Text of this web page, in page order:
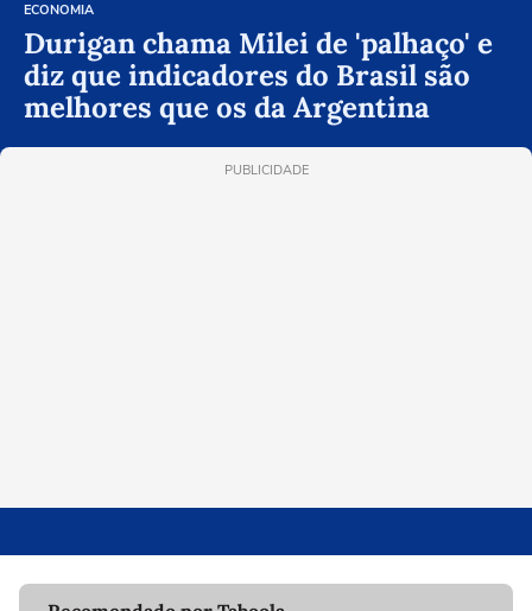
ECONOMIA
Durigan chama Milei de 'palhaço' e
diz que indicadores do Brasil são
melhores que os da Argentina
PUBLICIDADE